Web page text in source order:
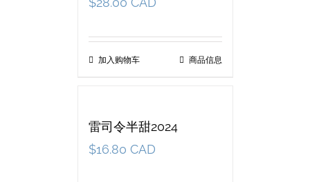
加入购物车 商品信息
雷司令半甜2024
$16.80 CAD